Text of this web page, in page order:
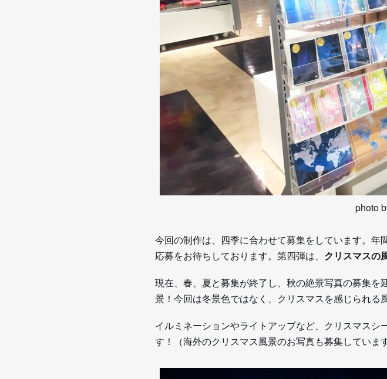
photo
今回の制作は、四季に合わせて募集をしています。
応募をお待ちしております。第四弾は、 クリスマスの
現在、春、夏と募集が終了し、秋の絶景写真の募集
景！今回は冬景色ではなく、クリスマスを感じられる
イルミネーションやライトアップなど、クリスマス
す！（海外のクリスマス風景のお写真も募集していま